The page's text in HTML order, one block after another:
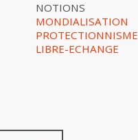
NOTIONS
MONDIALISATION
PROTECTIONNISME
LIBRE-ECHANGE